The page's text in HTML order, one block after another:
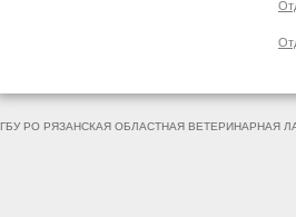
ГБУ РО РЯЗАНСКАЯ ОБЛАСТНАЯ ВЕТЕРИНАРНАЯ